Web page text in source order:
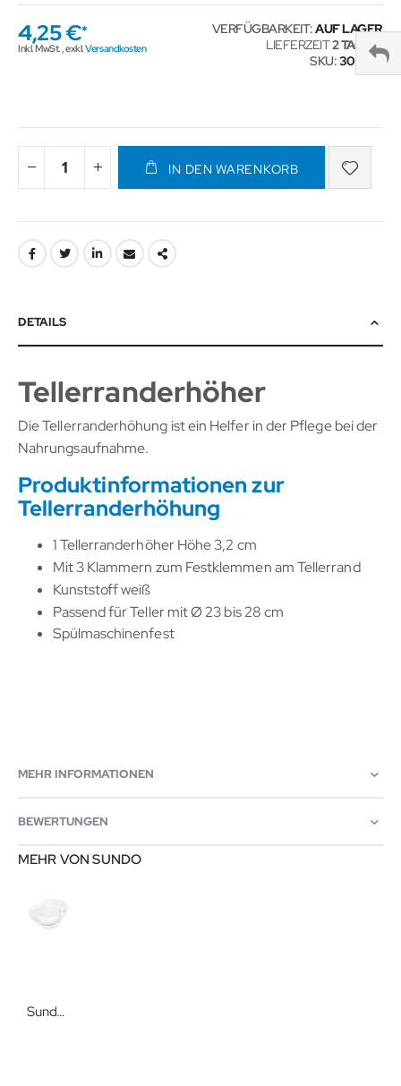
4,25 €
Inkl. MwSt.,exkl.Versandkosten
VERFÜGBARKEIT:AUF LAGER
LIEFERZEIT2 TAGE
SKU 302427
IN DEN WARENKORB
DETAILS
Tellerranderhöher
Die Tellerranderhöhung ist ein Helfer in der Pflege bei der
Nahrungsaufnahme.
Produktinformationen zur
Tellerranderhöhung
1 Tellerranderhöher Höhe 3,2 cm
Mit 3 Klammern zum Festklemmen am Tellerrand
Kunststoff weiß
Passend für Teller mit Ø 23 bis 28 cm
Spülmaschinenfest
MEHR INFORMATIONEN
BEWERTUNGEN
MEHR VON SUNDO
Sundo Haarwaschwanne EXTRA 19 x 60 x 50 cm